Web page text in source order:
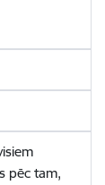
pēc tam,